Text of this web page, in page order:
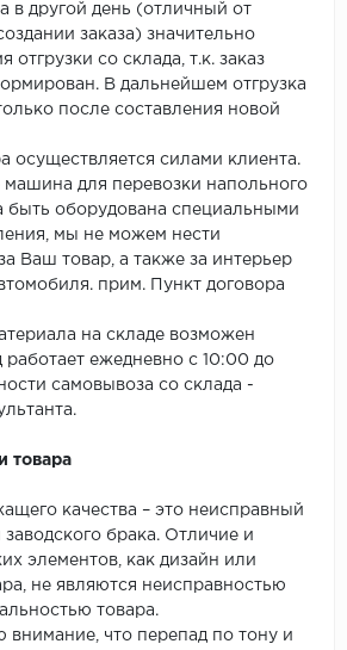
в другой день (отличный от
заказа) значительно
отгрузки со склада, т.к. заказ
В дальнейшем отгрузка
после составления новой
осуществляется силами клиента.
машина для перевозки напольного
быть оборудована специальными
мы не можем нести
Ваш товар, а также за интерьер
прим. Пункт договора
на складе возможен
работает ежедневно с 10:00 до
самовывоза со склада -
товара
качества – это неисправный
брака. Отличие и
элементов, как дизайн или
не являются неисправностью
товара.
что перепад по тону и